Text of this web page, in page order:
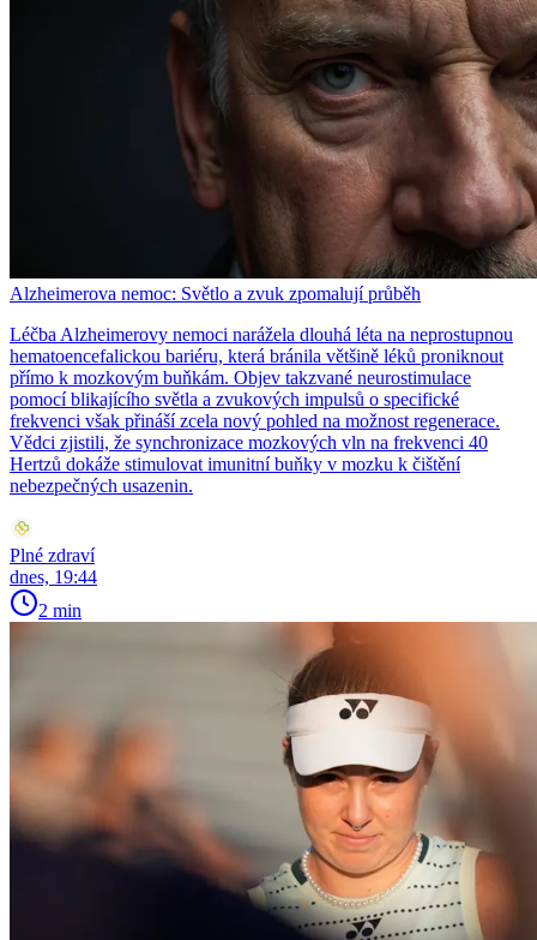
Alzheimerova nemoc: Světlo a zvuk zpomalují průběh
Léčba Alzheimerovy nemoci narážela dlouhá léta na neprostupnou
hematoencefalickou bariéru, která bránila většině léků proniknout
přímo k mozkovým buňkám. Objev takzvané neurostimulace
pomocí blikajícího světla a zvukových impulsů o specifické
frekvenci však přináší zcela nový pohled na možnost regenerace.
Vědci zjistili, že synchronizace mozkových vln na frekvenci 40
Hertzů dokáže stimulovat imunitní buňky v mozku k čištění
nebezpečných usazenin.
Plné zdraví
dnes, 19:44
2 min